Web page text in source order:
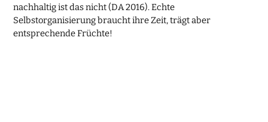
nachhaltig ist das nicht (DA 2016). Echte
Selbstorganisierung braucht ihre Zeit, trägt aber
entsprechende Früchte!